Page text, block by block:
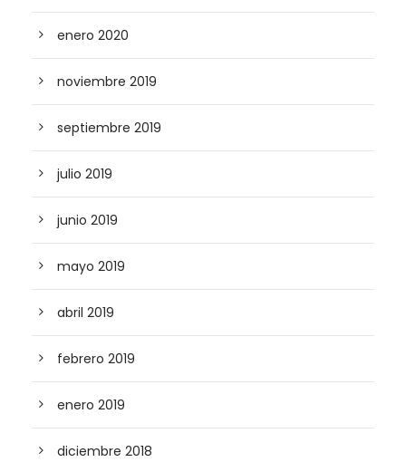
enero 2020
noviembre 2019
septiembre 2019
julio 2019
junio 2019
mayo 2019
abril 2019
febrero 2019
enero 2019
diciembre 2018